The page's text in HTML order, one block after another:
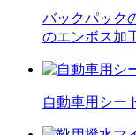
バックパック
のエンボス加
自動車用シー